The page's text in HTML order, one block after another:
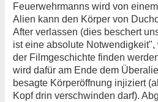
Feuerwehrmanns wird von
Alien kann den Körper von
After verlassen (dies beschert
ist eine absolute
der Filmgeschichte finden
wird dafür am Ende dem
besagte Körperöffnung injiziert
Kopf drin verschwinden darf).